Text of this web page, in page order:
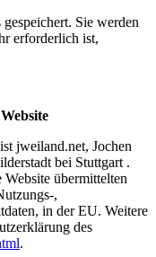
Sie werden
erforderlich ist,
jweiland.net, Jochen
bei Stuttgart .
übermittelten
,
in der EU. Weitere
des
.